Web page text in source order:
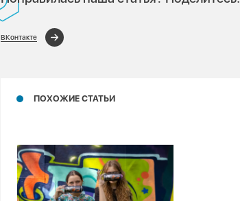
ВКонтакте
ПОХОЖИЕ СТАТЬИ